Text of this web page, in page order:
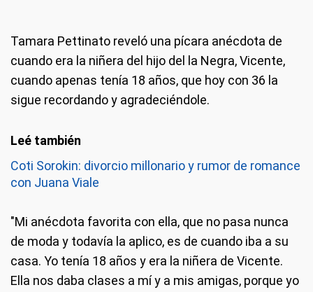
Tamara Pettinato reveló una pícara anécdota de
cuando era la niñera del hijo del la Negra, Vicente,
cuando apenas tenía 18 años, que hoy con 36 la
sigue recordando y agradeciéndole.
Coti Sorokin: divorcio millonario y rumor de romance
con Juana Viale
"Mi anécdota favorita con ella, que no pasa nunca
de moda y todavía la aplico, es de cuando iba a su
casa. Yo tenía 18 años y era la niñera de Vicente.
Ella nos daba clases a mí y a mis amigas, porque yo